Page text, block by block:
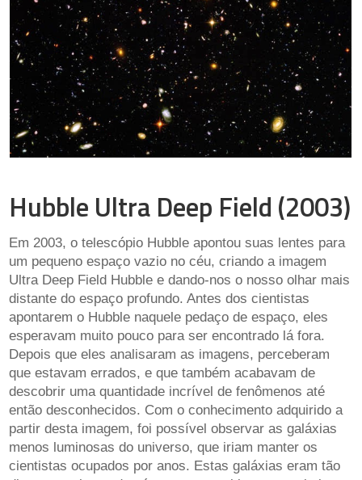
Hubble Ultra Deep Field (2003)
Em 2003, o telescópio Hubble apontou suas lentes para
um pequeno espaço vazio no céu, criando a imagem
Ultra Deep Field Hubble e dando-nos o nosso olhar mais
distante do espaço profundo. Antes dos cientistas
apontarem o Hubble naquele pedaço de espaço, eles
esperavam muito pouco para ser encontrado lá fora.
Depois que eles analisaram as imagens, perceberam
que estavam errados, e que também acabavam de
descobrir uma quantidade incrível de fenômenos até
então desconhecidos. Com o conhecimento adquirido a
partir desta imagem, foi possível observar as galáxias
menos luminosas do universo, que iriam manter os
cientistas ocupados por anos. Estas galáxias eram tão